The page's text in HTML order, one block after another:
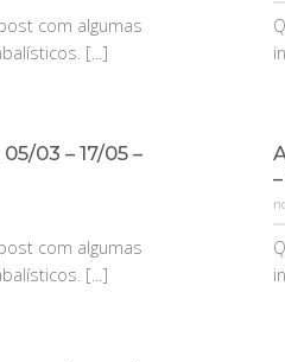
com algumas
[...]
03 – 17/05 –
com algumas
[...]